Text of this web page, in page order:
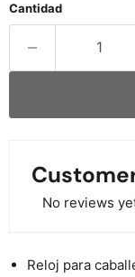
Cantidad
No reviews
Reloj para